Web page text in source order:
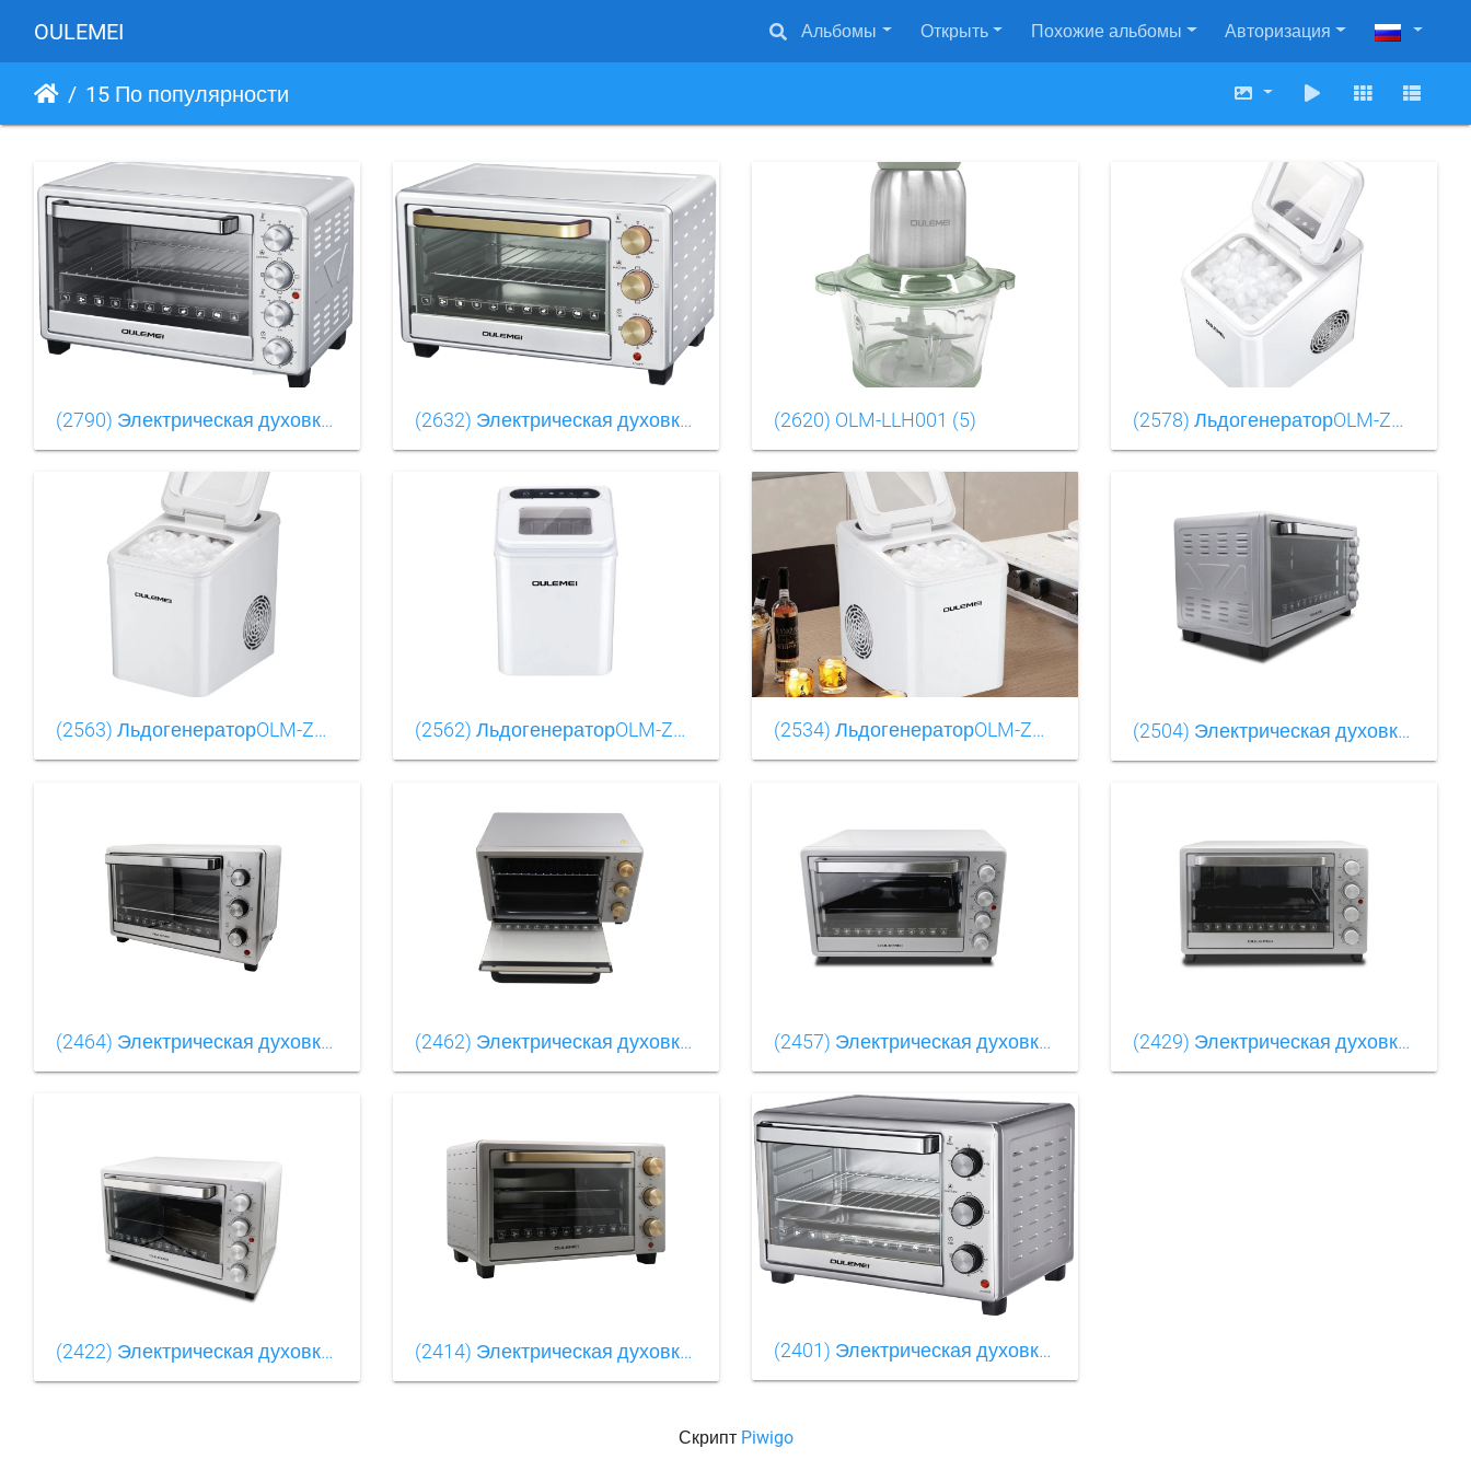
OULEMEI Альбомы Открыть Похожие альбомы Авторизация
15 По популярности
(2790) Электрическая духовкаOLM-KXB003（2） (2632) Электрическая духовкаOLM-KXB003 (2620) OLM-LLH001 (5) (2578) ЛьдогенераторOLM-ZBB001(4)
(2563) ЛьдогенераторOLM-ZBB001(5) (2562) ЛьдогенераторOLM-ZBB001(6) (2534) ЛьдогенераторOLM-ZBB001(2) (2504) Электрическая духовкаOLM-KXB003（17）
(2464) Электрическая духовкаOLM-KXB003（12） (2462) Электрическая духовкаOLM-KXB003（7） (2457) Электрическая духовкаOLM-KXB003（16） (2429) Электрическая духовкаOLM-KXB003（18）
(2422) Электрическая духовкаOLM-KXB003（15） (2414) Электрическая духовкаOLM-KXB003（5） (2401) Электрическая духовкаOLM-KXB003（3）
Скрипт Piwigo